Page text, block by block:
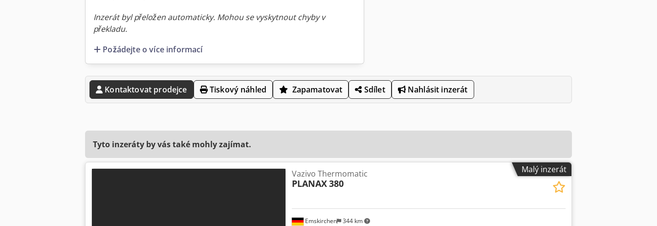
Inzerát byl přeložen automaticky. Mohou se vyskytnout chyby v
překladu.
Požádejte o více informací
Kontaktovat prodejce Tiskový náhled Zapamatovat Sdílet Nahlásit inzerát
Tyto inzeráty by vás také mohly zajímat.
Malý inzerát
Emskirchen 344 km
Vazivo Thermomatic
PLANAX380